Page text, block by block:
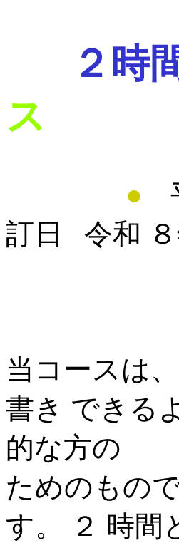
２時
ス
●
訂日 令和
当コースは、
書き できる
的な方の
ためのもの
す。 ２ 時間